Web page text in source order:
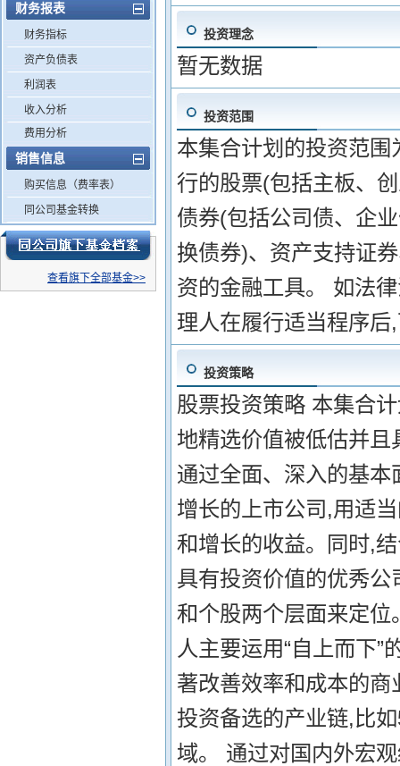
财务报表
财务指标
资产负债表
利润表
收入分析
费用分析
销售信息
购买信息（费率表）
同公司基金转换
查看旗下全部基金>>
投资理念
暂无数据
投资范围
本集合计划的投资范
行的股票(包括主板、
债券(包括公司债、企
换债券)、资产支持证
资的金融工具。 如法
理人在履行适当程序
投资策略
股票投资策略 本集合
地精选价值被低估并
通过全面、深入的基
增长的上市公司,用适
和增长的收益。同时,
具有投资价值的优秀
和个股两个层面来定
人主要运用“自上而下
著改善效率和成本的
投资备选的产业链,比
域。 通过对国内外宏